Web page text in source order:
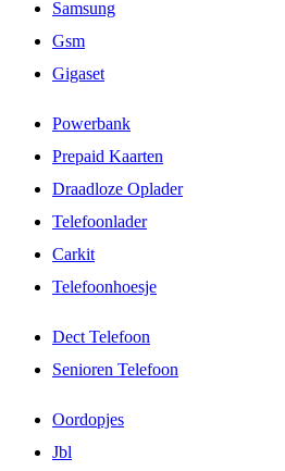
Samsung
Gsm
Gigaset
Powerbank
Prepaid Kaarten
Draadloze Oplader
Telefoonlader
Carkit
Telefoonhoesje
Dect Telefoon
Senioren Telefoon
Oordopjes
Jbl